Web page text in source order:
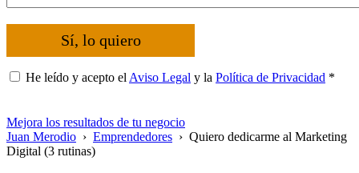
Sí, lo quiero
He leído y acepto el Aviso Legal y la Política de Privacidad *
Mejora los resultados de tu negocio
Juan Merodio › Emprendedores › Quiero dedicarme al Marketing
Digital (3 rutinas)